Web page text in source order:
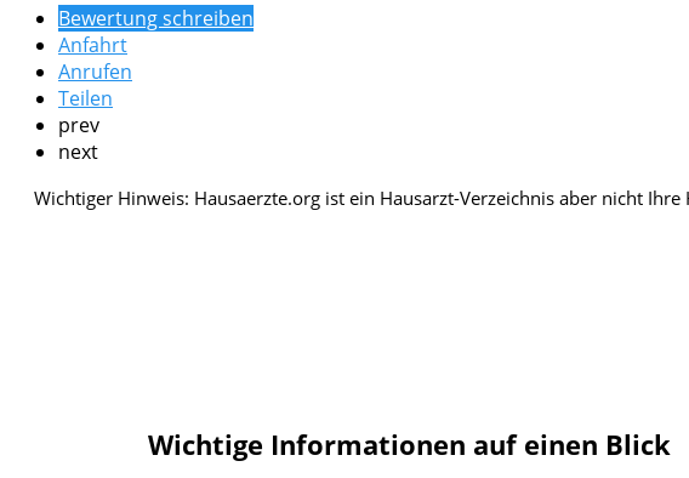
Bewertung schreiben
Anfahrt
Anrufen
Teilen
prev
next
Wichtige Informationen auf einen Blick